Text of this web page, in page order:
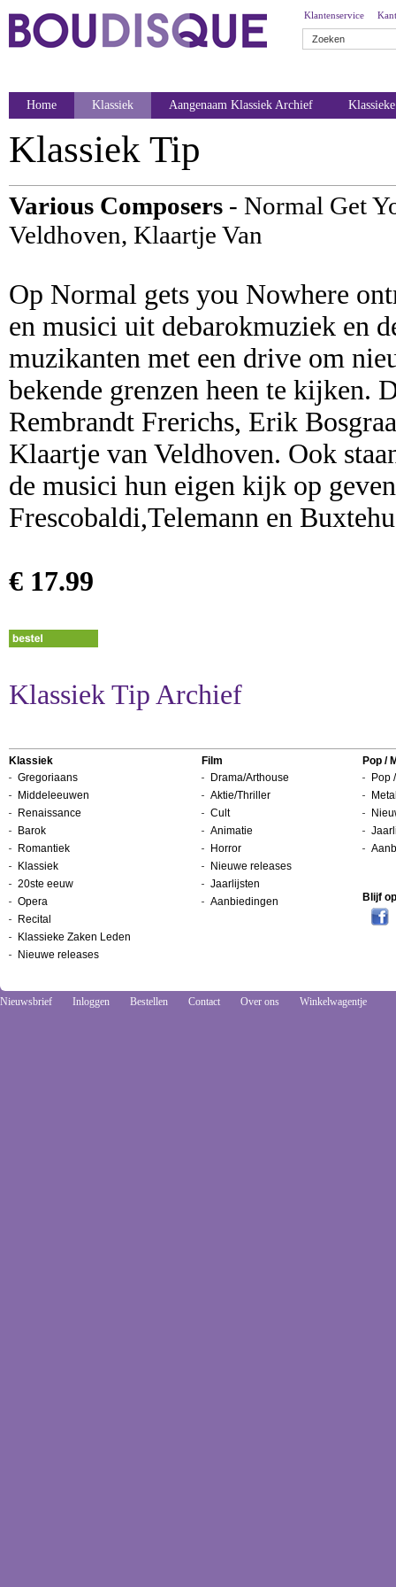
Klantenservice
Home Klassiek Aangenaam Klassiek Archief
Klassiek Tip
Various Composers - Normal Get
Veldhoven, Klaartje Van
Op Normal gets you Nowhere
en musici uit debarokmuziek en
muzikanten met een drive om
bekende grenzen heen te kijken.
Rembrandt Frerichs, Erik
Klaartje van Veldhoven. Ook
de musici hun eigen kijk op
Frescobaldi,Telemann en
€ 17.99
Klassiek Tip Archief
Klassiek
Gregoriaans
Middeleeuwen
Renaissance
Barok
Romantiek
Klassiek
20ste eeuw
Opera
Recital
Klassieke Zaken Leden
Nieuwe releases
Film
Drama/Arthouse
Aktie/Thriller
Cult
Animatie
Horror
Nieuwe releases
Jaarlijsten
Aanbiedingen
Pop /
Pop
Blijf
Nieuwsbrief Inloggen Bestellen Contact Over ons Winkelwagentje